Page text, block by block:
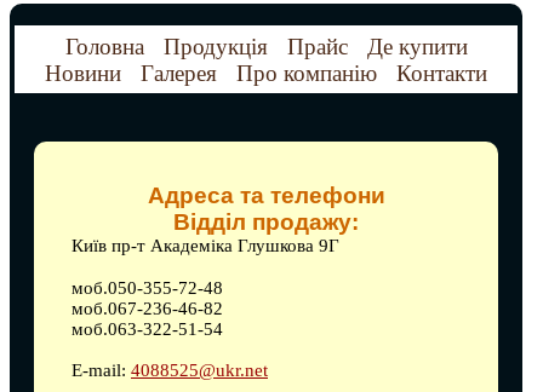
Головна Продукція Прайс
Де купити
Новини
Галерея Про компанію Контакти
Адреса та телефони
Відділ продажу:
Київ пр-т Академіка Глушкова 9Г
моб.050-355-72-48
моб.067-236-46-82
моб.063-322-51-54
E-mail: 4088525@ukr.net